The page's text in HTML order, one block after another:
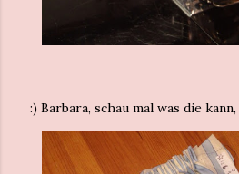
:) Barbara, schau mal was die